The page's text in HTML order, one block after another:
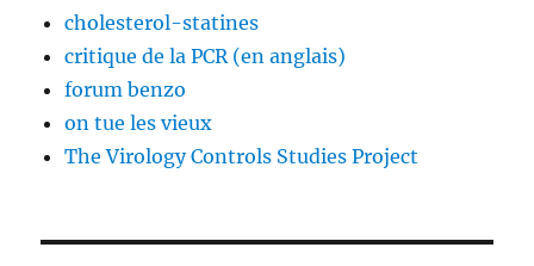
cholesterol-statines
critique de la PCR (en anglais)
forum benzo
on tue les vieux
The Virology Controls Studies Project